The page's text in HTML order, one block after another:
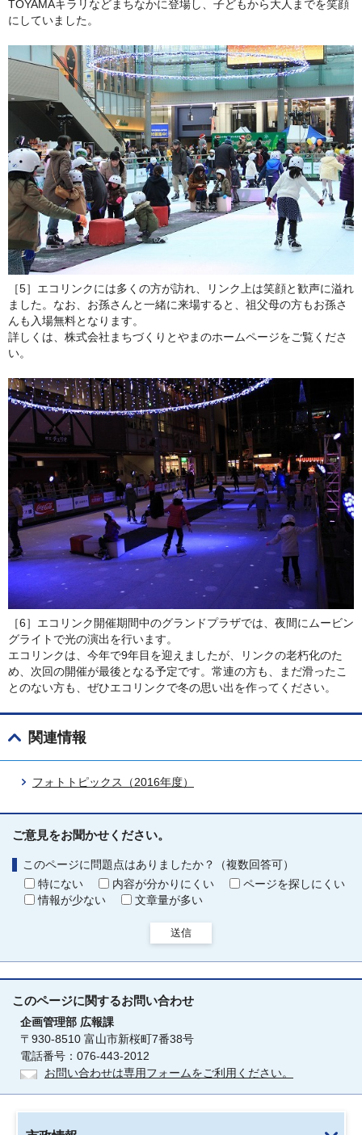
TOYAMAキラリなどまちなかに登場し、子どもから大人までを笑顔
にしていました。
［5］エコリンクには多くの方が訪れ、リンク上は笑顔と歓声に溢れ
ました。なお、お孫さんと一緒に来場すると、祖父母の方もお孫さ
んも入場無料となります。
詳しくは、株式会社まちづくりとやまのホームページをご覧くださ
い。
［6］エコリンク開催期間中のグランドプラザでは、夜間にムービン
グライトで光の演出を行います。
エコリンクは、今年で9年目を迎えましたが、リンクの老朽化のた
め、次回の開催が最後となる予定です。常連の方も、まだ滑ったこ
とのない方も、ぜひエコリンクで冬の思い出を作ってください。
関連情報
フォトトピックス（2016年度）
ご意見をお聞かせください。
このページに問題点はありましたか？（複数回答可）
特にない
内容が分かりにくい
ページを探しにくい
情報が少ない
文章量が多い
送信
このページに関するお問い合わせ
企画管理部 広報課
〒930-8510 富山市新桜町7番38号
電話番号：076-443-2012
お問い合わせは専用フォームをご利用ください。